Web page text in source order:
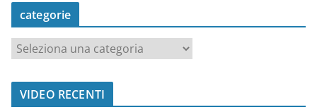
categorie
t
VIDEO RECENTI